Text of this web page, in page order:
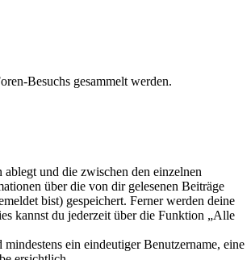
Besuchs gesammelt werden.
und die zwischen den einzelnen
über die von dir gelesenen Beiträge
bist) gespeichert. Ferner werden deine
kannst du jederzeit über die Funktion „Alle
ein eindeutiger Benutzername, eine